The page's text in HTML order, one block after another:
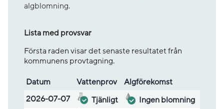
algblomning.
Lista med provsvar
Första raden visar det senaste resultatet från
kommunens provtagning.
Lista med provsvar
Datum Vatten­prov
Alg­före­komst
2026-07-07
Tjänligt
Ingen blomning